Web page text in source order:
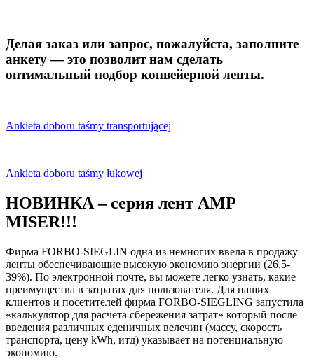
Делая заказ или запрос, пожалуйста, заполните
анкету — это позволит нам сделать
оптимальный подбор конвейерной ленты.
Ankieta doboru taśmy transportującej
Ankieta doboru taśmy łukowej
НОВИНКА – серия лент AMP
MISER!!!
Фирма FORBO-SIEGLIN одна из немногих ввела в продажу
ленты обеспечивающие высокую экономию энергии (26,5-
39%). По электронной почте, вы можете легко узнать, какие
преимущества в затратах для пользователя. Для наших
клиентов и посетителей фирма FORBO-SIEGLING запустила
«калькулятор для расчета сбережения затрат» который после
введения различных еденичных велечин (массу, скорость
транспорта, цену kWh, итд) указывает на потенциальную
экономию.